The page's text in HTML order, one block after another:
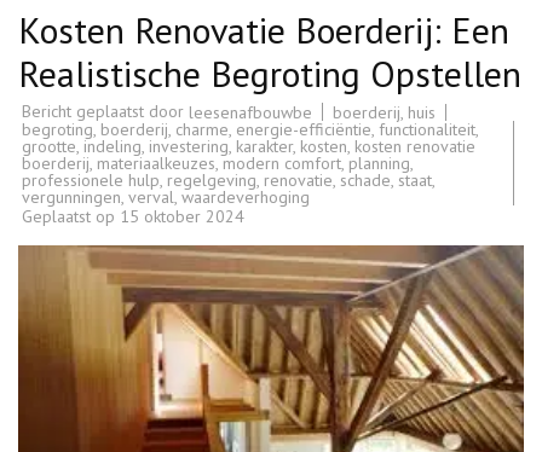
Kosten Renovatie Boerderij: Een
Realistische Begroting Opstellen
Bericht geplaatst door leesenafbouwbe boerderij huis
begroting, boerderij, charme, energie-efficiëntie, functionaliteit,
grootte, indeling, investering, karakter, kosten, kosten renovatie
boerderij, materiaalkeuzes,modern comfort, planning,
professionele hulp, regelgeving, renovatie, schade, staat,
vergunningen, verval, waardeverhoging
Geplaatst op 15 oktober 2024